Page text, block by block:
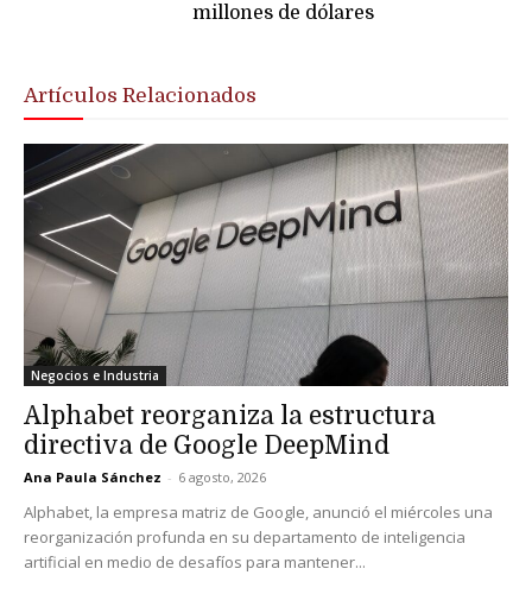
millones de dólares
Artículos Relacionados
Negocios e Industria
Alphabet reorganiza la estructura
directiva de Google DeepMind
Ana Paula Sánchez - 6 agosto, 2026
Alphabet, la empresa matriz de Google, anunció el miércoles una
reorganización profunda en su departamento de inteligencia
artificial en medio de desafíos para mantener...